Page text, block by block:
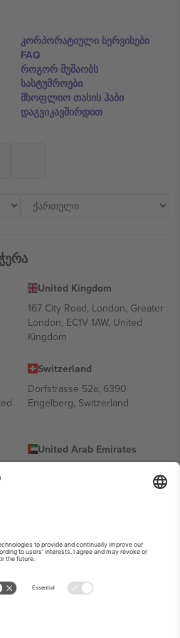
კორპორატიული სერვისები
FAQ
როგორ მუშაობს
სასტუმროები
მსოფლიო თასის ჰაბი
დაგვიკავშირდით
United Kingdom
167 City Road, London, Greater
London, EC1V 1AW, United
Kingdom
Switzerland
Dorfstrasse 52a, 6390
Engelberg, Switzerland
United Arab Emirates
Building A1, Office 302, Dubai,
პირი იცვლება